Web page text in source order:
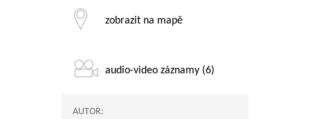
zobrazit na mapě
audio-video záznamy (6)
AUTOR: